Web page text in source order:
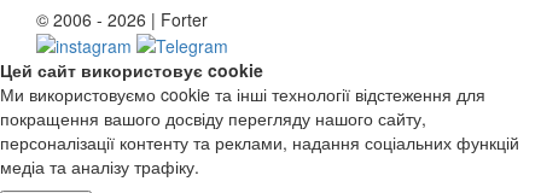
© 2006 - 2026 | Forter
Цей сайт використовує cookie
Ми використовуємо cookie та інші технології відстеження для
покращення вашого досвіду перегляду нашого сайту,
персоналізації контенту та реклами, надання соціальних функцій
медіа та аналізу трафіку.